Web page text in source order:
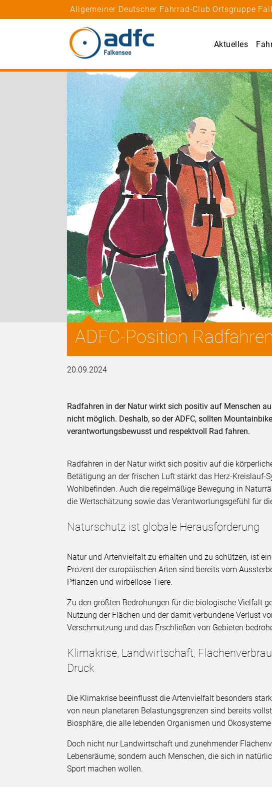
Allgemeiner Deutscher Fahrrad-Club Ortsgruppe
Aktuelles
ADFC-Position
20.09.2024
Radfahren in der Natur wirkt sich positiv auf Menschen
nicht möglich. Deshalb, so der ADFC, sollten
verantwortungsbewusst und respektvoll Rad fahren.
Radfahren in der Natur wirkt sich positiv auf die
Betätigung an der frischen Luft stärkt das Herz-Kreislauf-
Wohlbefinden. Auch die regelmäßige Bewegung in
die Wertschätzung sowie das Verantwortungsgefühl für
Naturschutz ist globale Herausforderung
Natur und Artenvielfalt zu erhalten und zu schützen, ist
Prozent der europäischen Arten sind bereits vom
Pflanzen und wirbellose Tiere.
Zu den größten Bedrohungen für die biologische Vielfalt
Nutzung der Flächen und der damit verbundene Verlust
Verschmutzung und das Erschließen von Gebieten
Klimakrise, Landwirtschaft,
Druck
Die Klimakrise beeinflusst die Artenvielfalt besonders
von neun planetaren Belastungsgrenzen sind bereits
Biosphäre, die alle lebenden Organismen und
Doch nicht nur Landwirtschaft und zunehmender
Lebensräume, sondern auch Menschen, die sich in
Sport machen wollen.